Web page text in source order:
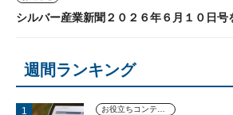
シルバー産業新聞２０２６年６月１０日号
週間ランキング
お役立ちコンテンツ